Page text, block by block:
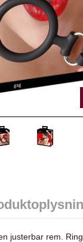
justerbar rem.